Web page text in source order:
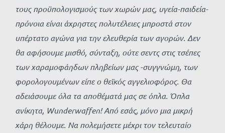
τους προϋπολογισμούς των χωρών μας, υγεία-παιδεία-
πρόνοια είναι άχρηστες πολυτέλειες μπροστά στον
υπέρτατο αγώνα για την ελευθερία των αγορών. Δεν
θα αφήσουμε μισθό, σύνταξη, ούτε σεντς στις τσέπες
των χαραμοφάηδων πληβείων μας -συγγνώμη, των
φορολογουμένων είπε ο θεϊκός αγγελιοφόρος. Θα
αδειάσουμε όλα τα αποθέματά μας σε όπλα. Όπλα
ανίκητα, Wunderwaffen! Από εσάς, μόνο μια μικρή
χάρη θέλουμε. Να πολεμήσετε μέχρι τον τελευταίο